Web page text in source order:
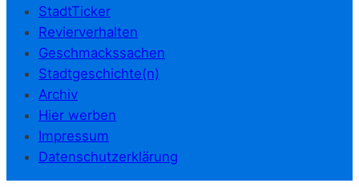
StadtTicker
Revierverhalten
Geschmackssachen
Stadtgeschichte(n)
Archiv
Hier werben
Impressum
Datenschutzerklärung